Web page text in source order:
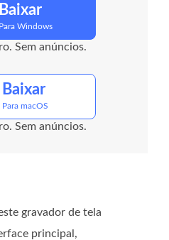
Baixar
Para Windows
Sem anúncios.
Baixar
Para macOS
Sem anúncios.
gravador de tela
principal,